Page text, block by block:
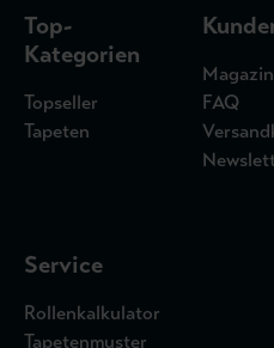
Top-
Kategorien
Topseller
Tapeten
Magazin
FAQ
Service
Rollenkalkulator
Tapetenmuster